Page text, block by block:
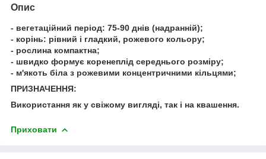
Опис
- вегетаційний період: 75-90 днів (надранній);
- корінь: рівний і гладкий, рожевого кольору;
- рослина компактна;
- швидко формує коренеплід середнього розміру;
- м'якоть біла з рожевими концентричними кільцями;
ПРИЗНАЧЕННЯ:
Використання як у свіжому вигляді, так і на квашення.
Приховати